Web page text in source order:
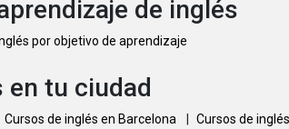
de inglés
por objetivo de aprendizaje
en tu ciudad
Cursos de inglés en Barcelona Cursos de